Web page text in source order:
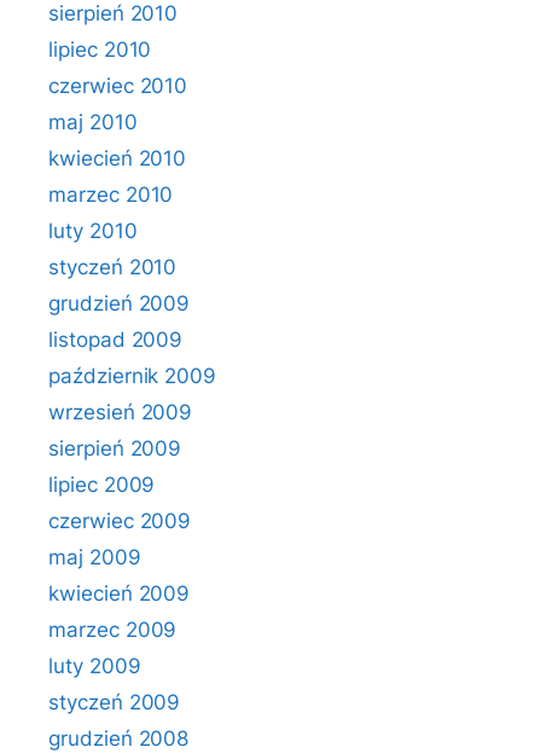
sierpień 2010
lipiec 2010
czerwiec 2010
maj 2010
kwiecień 2010
marzec 2010
luty 2010
styczeń 2010
grudzień 2009
listopad 2009
październik 2009
wrzesień 2009
sierpień 2009
lipiec 2009
czerwiec 2009
maj 2009
kwiecień 2009
marzec 2009
luty 2009
styczeń 2009
grudzień 2008